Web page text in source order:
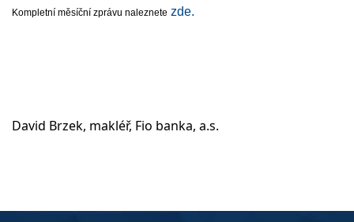
Kompletní měsíční zprávu naleznete zde.
David Brzek, makléř, Fio banka, a.s.